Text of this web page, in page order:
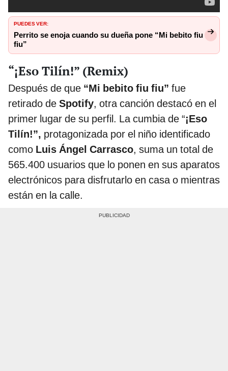
PUEDES VER:
Perrito se enoja cuando su dueña pone “Mi bebito fiu
fiu”
“¡Eso Tilín!” (Remix)
Después de que “Mi bebito fiu fiu” fue
retirado de Spotify, otra canción destacó en el
primer lugar de su perfil. La cumbia de “¡Eso
Tilín!”, protagonizada por el niño identificado
como Luis Ángel Carrasco, suma un total de
565.400 usuarios que lo ponen en sus aparatos
electrónicos para disfrutarlo en casa o mientras
están en la calle.